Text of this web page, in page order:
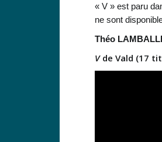
« V » est paru
ne sont
Théo
Vde Vald (17